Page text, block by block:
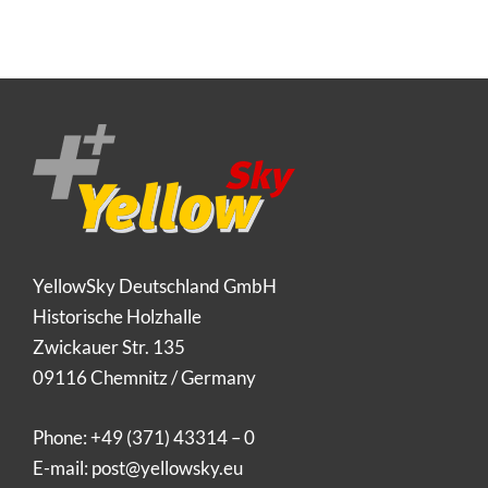
YellowSky Deutschland GmbH
Historische Holzhalle
Zwickauer Str. 135
09116 Chemnitz / Germany
Phone:+49 (371) 43314 – 0
E-mail: post@yellowsky.eu